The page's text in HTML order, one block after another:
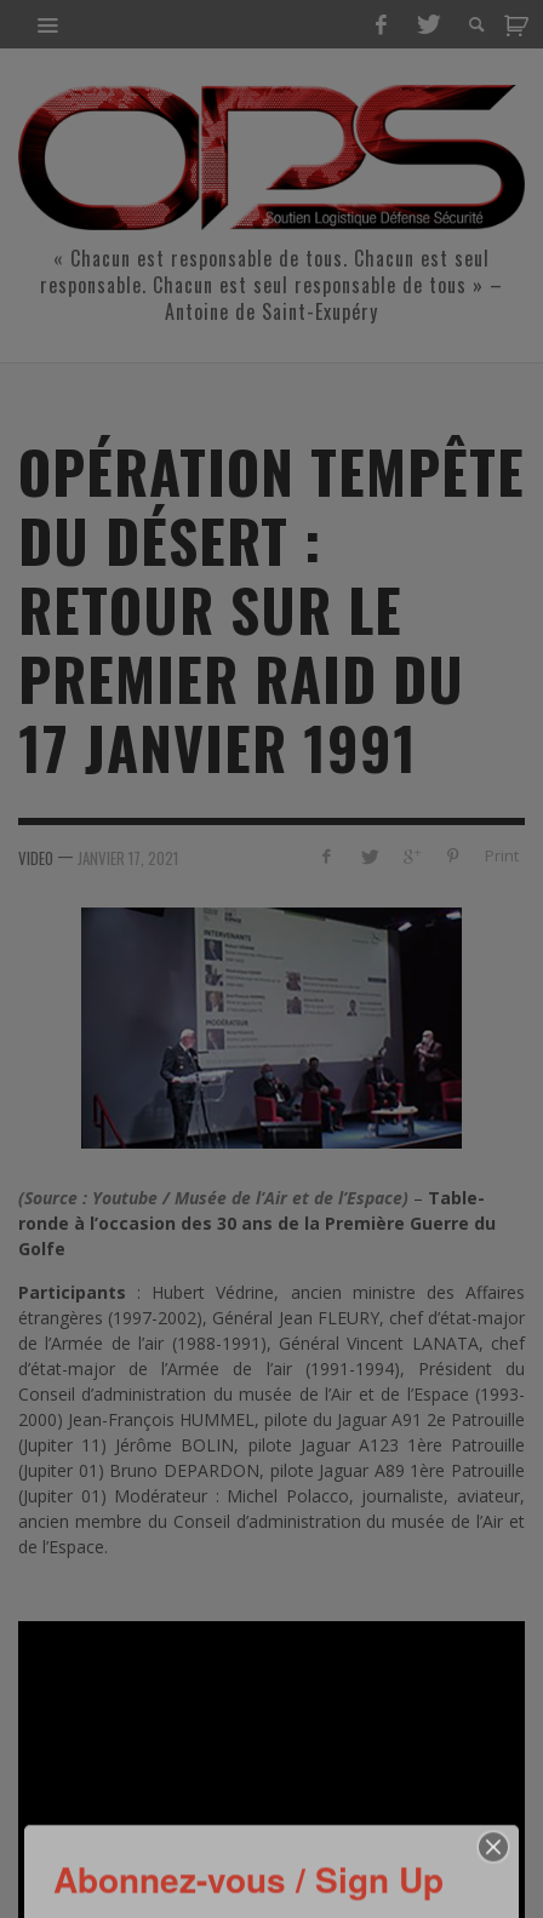
« Chacun est responsable de tous. Chacun est seul
responsable. Chacun est seul responsable de tous » –
Antoine de Saint-Exupéry
OPÉRATION TEMPÊTE
DU DÉSERT :
RETOUR SUR LE
PREMIER RAID DU
17 JANVIER 1991
Print
VIDEO — JANVIER 17, 2021
(Source : Youtube / Musée de l’Air et de l’Espace) – Table-
ronde à l’occasion des 30 ans de la Première Guerre du
Golfe
Participants : Hubert Védrine, ancien ministre des Affaires
étrangères (1997-2002), Général Jean FLEURY, chef d’état-major
de l’Armée de l’air (1988-1991), Général Vincent LANATA, chef
d’état-major de l’Armée de l’air (1991-1994), Président du
Conseil d’administration du musée de l’Air et de l’Espace (1993-
2000) Jean-François HUMMEL, pilote du Jaguar A91 2e Patrouille
(Jupiter 11) Jérôme BOLIN, pilote Jaguar A123 1ère Patrouille
(Jupiter 01) Bruno DEPARDON, pilote Jaguar A89 1ère Patrouille
(Jupiter 01) Modérateur : Michel Polacco, journaliste, aviateur,
ancien membre du Conseil d’administration du musée de l’Air et
de l’Espace.
Abonnez-vous / Sign Up